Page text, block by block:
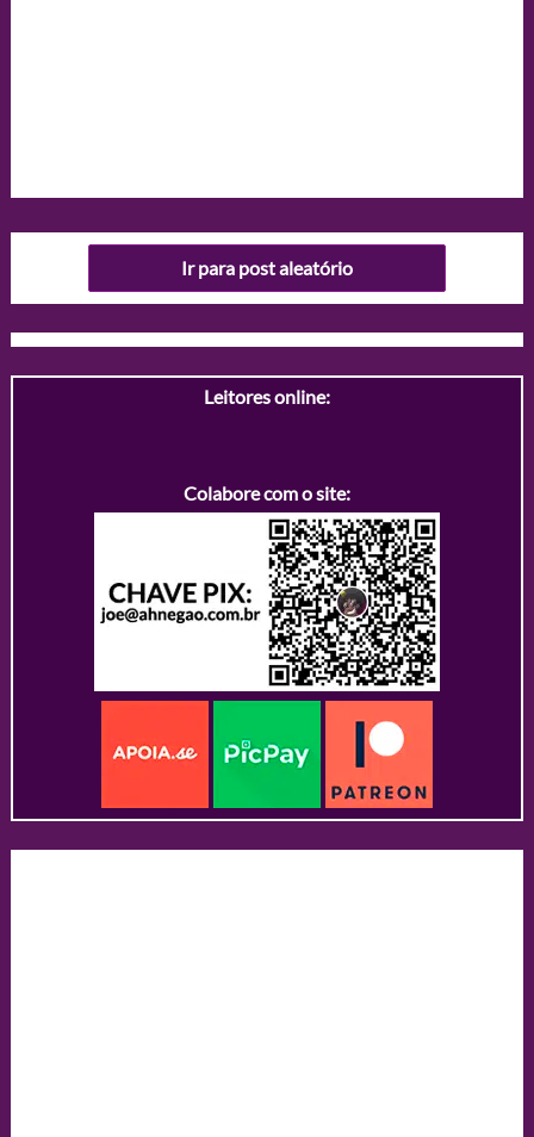
Ir para post aleatório
Leitores online:
Colabore com o site: